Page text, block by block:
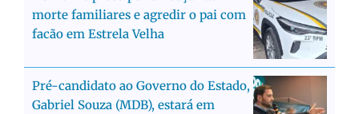
morte familiares e agredir o pai com
facão em Estrela Velha
Pré-candidato ao Governo do Estado,
Gabriel Souza (MDB), estará em